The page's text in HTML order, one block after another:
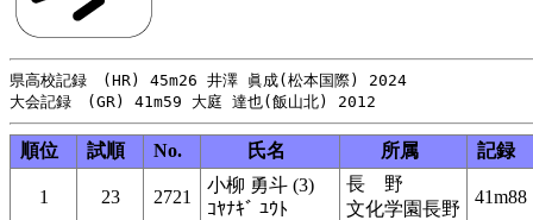
県高校記録　(HR) 45m26 井澤 眞成(松本国際) 2024
順位 試順 No. 氏名 所属 記録
1 23 2721
小柳 勇斗 (3)
ｺﾔﾅｷﾞ ﾕｳﾄ
長 野
文化学園長野
41m88